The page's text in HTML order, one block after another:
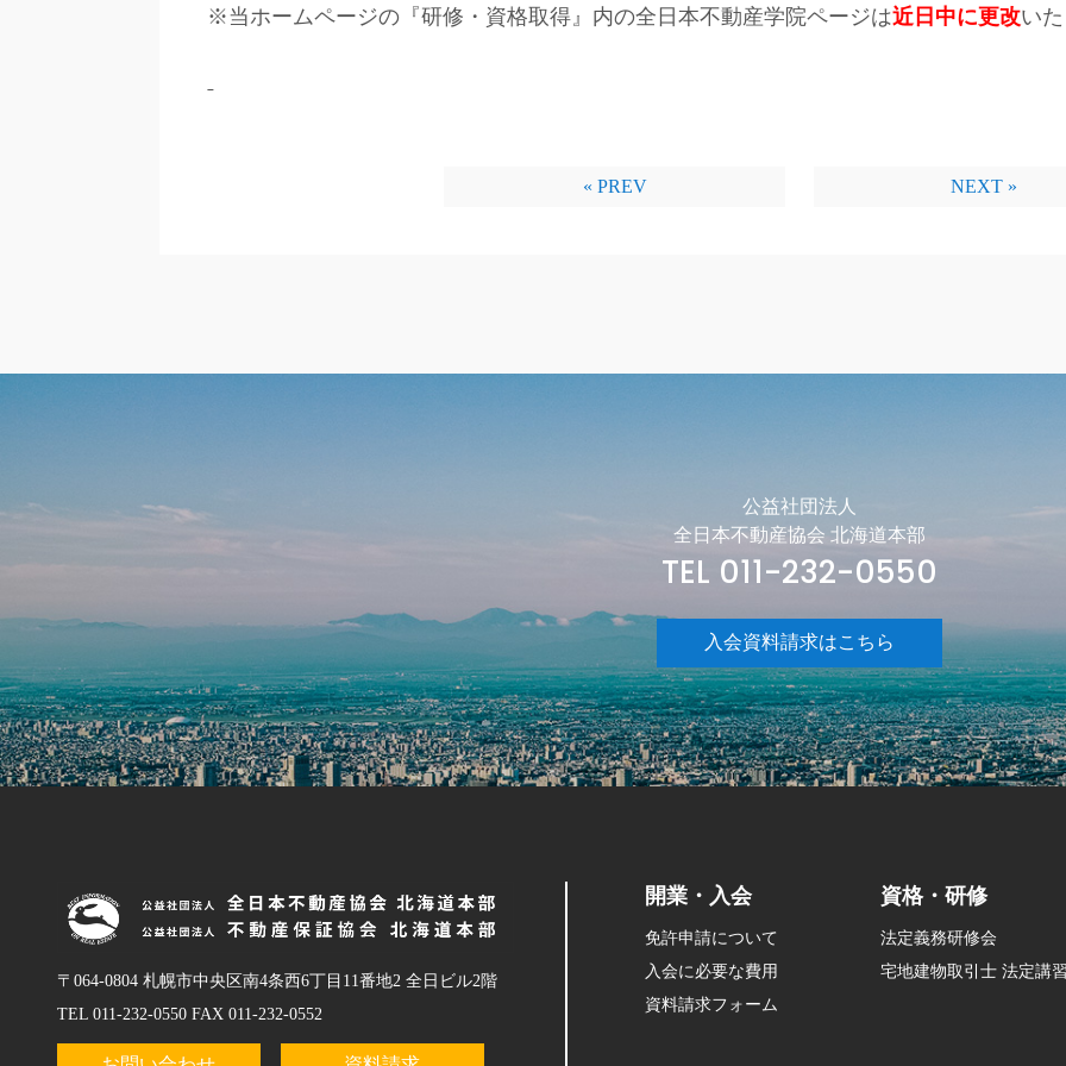
※当ホームページの『研修・資格取得』内の全日本不動産学院ページは近日中に更改い
« PREV NEXT »
公益社団法人
全日本不動産協会 北海道本部
TEL 011-232-0550
入会資料請求はこちら
〒064-0804 札幌市中央区南4条西6丁目11番地2 全日ビル2階
TEL 011-232-0550 FAX 011-232-0552
開業・入会
免許申請について
入会に必要な費用
資料請求フォーム
資格・研修
法定義務研修会
宅地建物取引士 法定講